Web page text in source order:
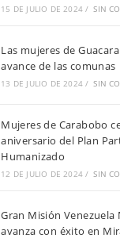
15 DE JULIO DE 2024 / SIN
Las mujeres de
avance de las comunas
13 DE JULIO DE 2024 / SIN
Mujeres de Carabobo
aniversario del Plan
Humanizado
12 DE JULIO DE 2024 / SIN
Gran Misión Venezuela
avanza con éxito en